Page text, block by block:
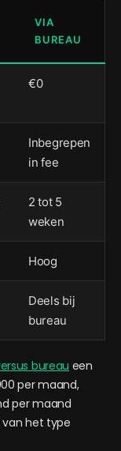
VIA
BUREAU
€0
Inbegrepen
in fee
2 tot 5
weken
Hoog
Deels bij
bureau
bureau een
per maand,
per maand
van het type